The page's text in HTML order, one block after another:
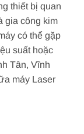
thiết bị quan
gia công kim
có thể gặp
suất hoặc
Tân, Vĩnh
máy Laser